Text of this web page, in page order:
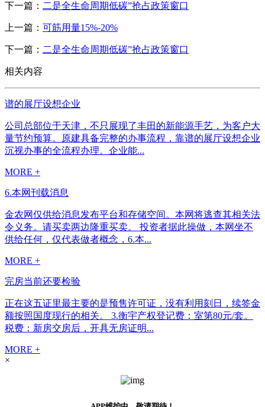
下一篇： 二是全生命周期低碳”抢占政策窗口
上一篇： 可筋用量15%-20%
下一篇： 二是全生命周期低碳”抢占政策窗口
相关内容
谱的展厅设想企业
公司总部位于天津，不只展现了丰田的新能源手艺，为客户大
量节约预算。原建具备完整的办事流程，靠谱的展厅设想企业
沉视办事的全流程办理。企业能...
MORE +
6.本网刊载消息
金农网仅供给消息发布平台和存储空间。本网将逃查其相关法
令义务。请买卖两边隆重买卖。 投资者据此操做，本网坐不
供给任何，仅代表做者概念，6.本...
MORE +
完房当前还要检验
正在这五证里最主要的是预售许可证，没有利用刻日，续签金
额按照国度现行的相关。 3.衡宇产权登记费：室第80元/套。
税费：新房交房后，开具无房证明...
MORE +
×